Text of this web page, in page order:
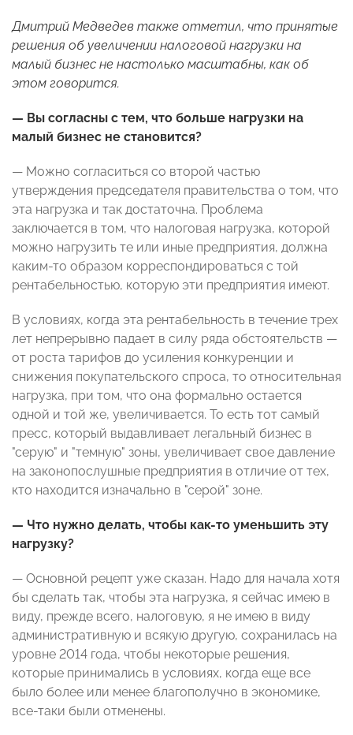
Дмитрий Медведев также отметил, что принятые
решения об увеличении налоговой нагрузки на
малый бизнес не настолько масштабны, как об
этом говорится.
— Вы согласны с тем, что больше нагрузки на
малый бизнес не становится?
— Можно согласиться со второй частью
утверждения председателя правительства о том, что
эта нагрузка и так достаточна. Проблема
заключается в том, что налоговая нагрузка, которой
можно нагрузить те или иные предприятия, должна
каким-то образом корреспондироваться с той
рентабельностью, которую эти предприятия имеют.
В условиях, когда эта рентабельность в течение трех
лет непрерывно падает в силу ряда обстоятельств —
от роста тарифов до усиления конкуренции и
снижения покупательского спроса, то относительная
нагрузка, при том, что она формально остается
одной и той же, увеличивается. То есть тот самый
пресс, который выдавливает легальный бизнес в
"серую" и "темную" зоны, увеличивает свое давление
на законопослушные предприятия в отличие от тех,
кто находится изначально в "серой" зоне.
— Что нужно делать, чтобы как-то уменьшить эту
нагрузку?
— Основной рецепт уже сказан. Надо для начала хотя
бы сделать так, чтобы эта нагрузка, я сейчас имею в
виду, прежде всего, налоговую, я не имею в виду
административную и всякую другую, сохранилась на
уровне 2014 года, чтобы некоторые решения,
которые принимались в условиях, когда еще все
было более или менее благополучно в экономике,
все-таки были отменены.